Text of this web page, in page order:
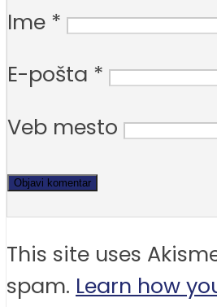
Ime *
E-pošta *
Veb mesto
This site uses
spam. Learn how